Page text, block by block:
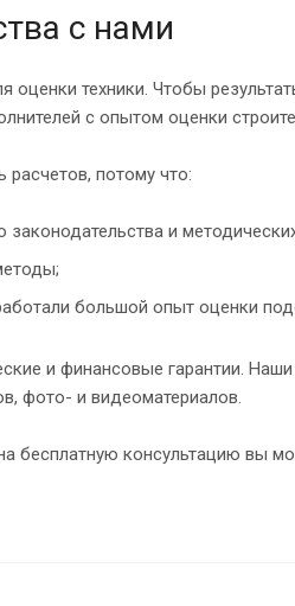
с нами
оценки техники. Чтобы
с опытом оценки
потому что:
и
большой опыт оценки
и финансовые гарантии.
фото- и видеоматериалов.
бесплатную консультацию вы